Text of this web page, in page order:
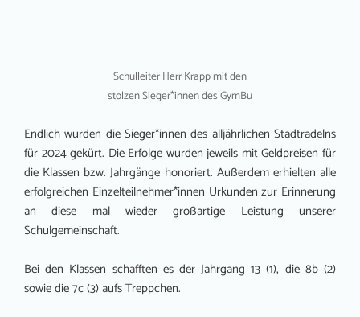
Schulleiter Herr Krapp mit den
stolzen Sieger*innen des GymBu
Endlich wurden die Sieger*innen des alljährlichen Stadtradelns
für 2024 gekürt. Die Erfolge wurden jeweils mit Geldpreisen für
die Klassen bzw. Jahrgänge honoriert. Außerdem erhielten alle
erfolgreichen Einzelteilnehmer*innen Urkunden zur Erinnerung
an diese mal wieder großartige Leistung unserer
Schulgemeinschaft.
Bei den Klassen schafften es der Jahrgang 13 (1), die 8b (2)
sowie die 7c (3) aufs Treppchen.